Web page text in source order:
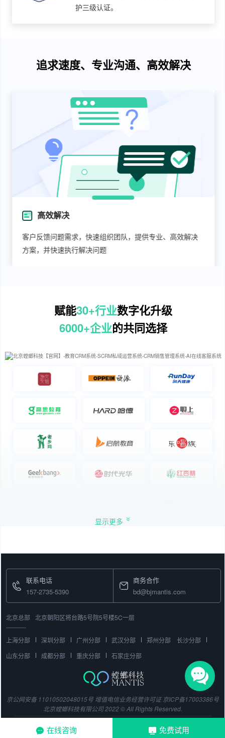
在线咨询 免费试用
护三级认证。
追求速度、专业沟通、高效解决
高效解决
客户反馈问题需求，快速组织团队，提供专业、高效解决
方案，并快速执行解决问题
赋能30+行业数字化升级
6000+企业的共同选择
显示更多
联系电话
157-2735-5390
商务合作
bd@bjmantis.com
北京总部 北京朝阳区将台路5号院5号楼5C一层
上海分部 深圳分部 广州分部 武汉分部 郑州分部
长沙分部
山东分部
成都分部 重庆分部 石家庄分部
京公网安备 11010502048015号 增值电信业务经营许可证 京ICP备17003386号
北京螳螂科技有限公司 2022 © All Rights Reserved.